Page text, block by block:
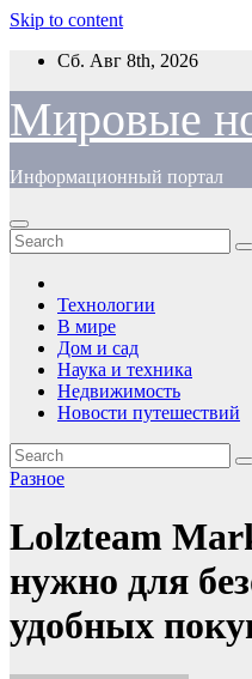
Skip to content
Сб. Авг 8th, 2026
Мировые
Информационный портал
Технологии
В мире
Дом и сад
Наука и техника
Недвижимость
Новости путешествий
Разное
Lolzteam
нужно для
удобных